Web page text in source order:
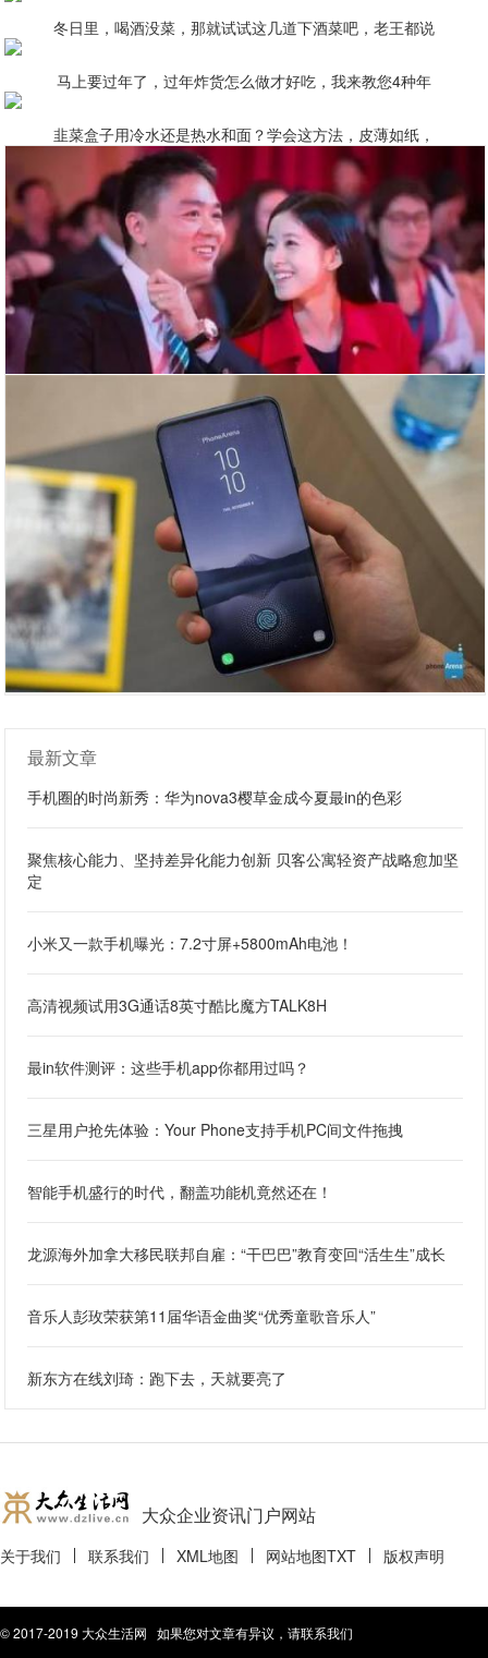
冬日里，喝酒没菜，那就试试这几道下酒菜吧，老王都说
马上要过年了，过年炸货怎么做才好吃，我来教您4种年
韭菜盒子用冷水还是热水和面？学会这方法，皮薄如纸，
最新文章
手机圈的时尚新秀：华为nova3樱草金成今夏最in的色彩
聚焦核心能力、坚持差异化能力创新 贝客公寓轻资产战略愈加坚
定
小米又一款手机曝光：7.2寸屏+5800mAh电池！
高清视频试用3G通话8英寸酷比魔方TALK8H
最in软件测评：这些手机app你都用过吗？
三星用户抢先体验：Your Phone支持手机PC间文件拖拽
智能手机盛行的时代，翻盖功能机竟然还在！
龙源海外加拿大移民联邦自雇：“干巴巴”教育变回“活生生”成长
音乐人彭玫荣获第11届华语金曲奖“优秀童歌音乐人”
新东方在线刘琦：跑下去，天就要亮了
大众企业资讯门户网站
关于我们 联系我们 XML地图 网站地图TXT 版权声明
© 2017-2019 大众生活网 如果您对文章有异议，请联系我们